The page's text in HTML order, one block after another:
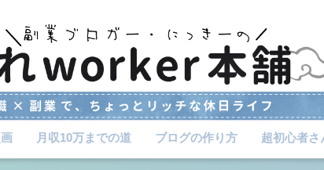
月収10万までの道 ブログの作り方 超初心者さ